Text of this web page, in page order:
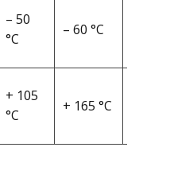
– 50
°C
– 60 °C
+ 105
°C
+ 165 °C